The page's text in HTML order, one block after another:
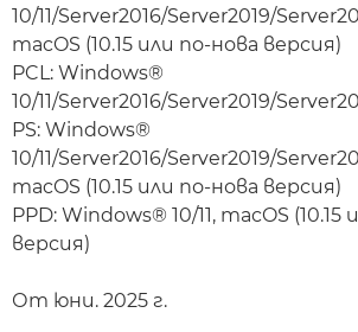
10/11/Server2016/Server2019/
macOS (10.15 или по-нова версия)
PCL: Windows®
10/11/Server2016/Server2019/
PS: Windows®
10/11/Server2016/Server2019/
macOS (10.15 или по-нова версия)
PPD: Windows® 10/11, macOS (10.15
версия)
От юни. 2025 г.